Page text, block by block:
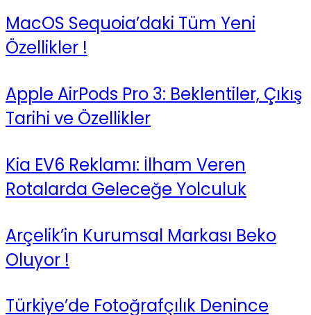
MacOS Sequoia’daki Tüm Yeni
Özellikler !
Apple AirPods Pro 3: Beklentiler, Çıkış
Tarihi ve Özellikler
Kia EV6 Reklamı: İlham Veren
Rotalarda Geleceğe Yolculuk
Arçelik’in Kurumsal Markası Beko
Oluyor !
Türkiye’de Fotoğrafçılık Denince